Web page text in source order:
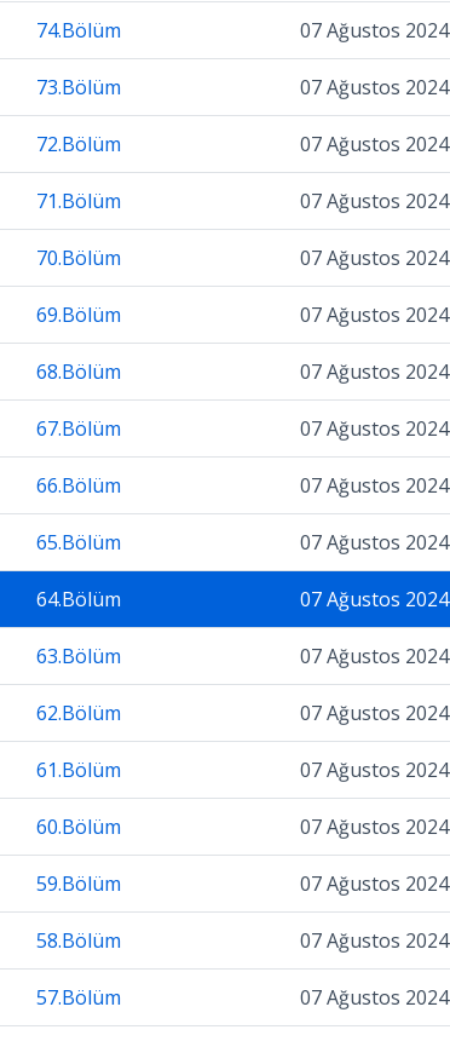
74.Bölüm 07 Ağustos 2024
73.Bölüm 07 Ağustos 2024
72.Bölüm 07 Ağustos 2024
71.Bölüm 07 Ağustos 2024
70.Bölüm 07 Ağustos 2024
69.Bölüm 07 Ağustos 2024
68.Bölüm 07 Ağustos 2024
67.Bölüm 07 Ağustos 2024
66.Bölüm 07 Ağustos 2024
65.Bölüm 07 Ağustos 2024
64.Bölüm 07 Ağustos 2024
63.Bölüm 07 Ağustos 2024
62.Bölüm 07 Ağustos 2024
61.Bölüm 07 Ağustos 2024
60.Bölüm 07 Ağustos 2024
59.Bölüm 07 Ağustos 2024
58.Bölüm 07 Ağustos 2024
57.Bölüm 07 Ağustos 2024